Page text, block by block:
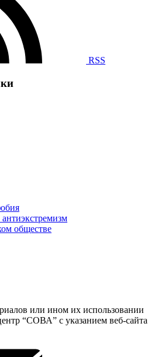
RSS
обществе
или ином их использовании
“СОВА” с указанием веб-сайта